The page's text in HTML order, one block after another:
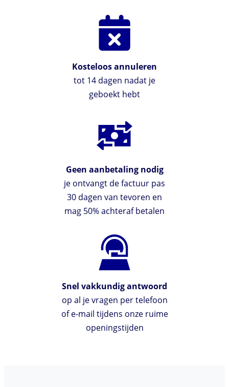
Kosteloos annuleren
tot 14 dagen nadat je
geboekt hebt
Geen aanbetaling nodig
je ontvangt de factuur pas
30 dagen van tevoren en
mag 50% achteraf betalen
Snel vakkundig antwoord
op al je vragen per telefoon
of e-mail tijdens onze ruime
openingstijden